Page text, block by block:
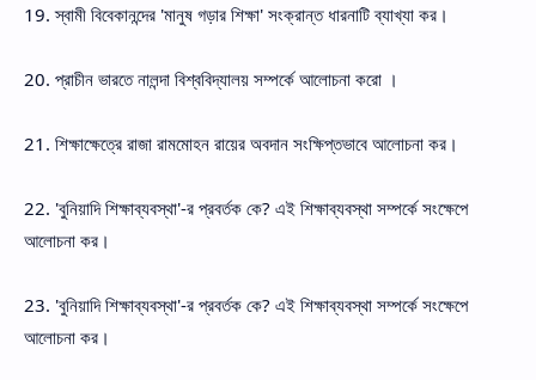
19. স্বামী বিবেকানন্দের 'মানুষ গড়ার শিক্ষা' সংক্রান্ত ধারনাটি ব্যাখ্যা কর।
20. প্রাচীন ভারতে নালন্দা বিশ্ববিদ্যালয় সম্পর্কে আলোচনা করো ।
21. শিক্ষাক্ষেত্রে রাজা রামমোহন রায়ের অবদান সংক্ষিপ্তভাবে আলোচনা কর।
22. 'বুনিয়াদি শিক্ষাব্যবস্থা'-র প্রবর্তক কে? এই শিক্ষাব্যবস্থা সম্পর্কে সংক্ষেপে
আলোচনা কর।
23. 'বুনিয়াদি শিক্ষাব্যবস্থা'-র প্রবর্তক কে? এই শিক্ষাব্যবস্থা সম্পর্কে সংক্ষেপে
আলোচনা কর।